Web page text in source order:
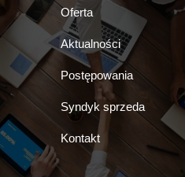
Oferta
Aktualności
Postępowania
Syndyk sprzeda
Kontakt